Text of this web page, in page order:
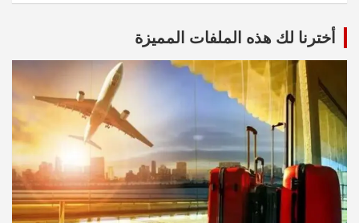
أخترنا لك هذه الملفات المميزة